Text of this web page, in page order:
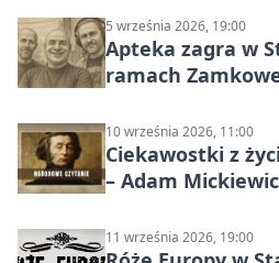
5 września 2026, 19:00
Apteka zagra w
ramach
10 września 2026, 11:00
Ciekawostki z
– Adam
11 września 2026, 19:00